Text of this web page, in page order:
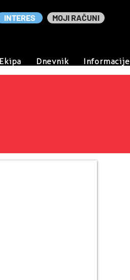
INTERES MOJI RAČUNI
Dnevnik Informacije